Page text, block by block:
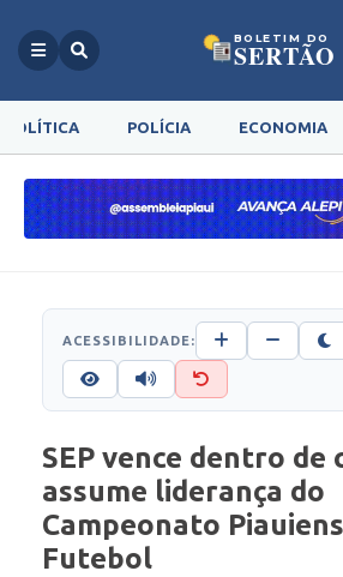
BOLETIM DO
SERTÃO
POLÍTICA POLÍCIA ECONOMIA
ACESSIBILIDADE:
SEP vence dentro de
assume liderança do
Campeonato
Futebol